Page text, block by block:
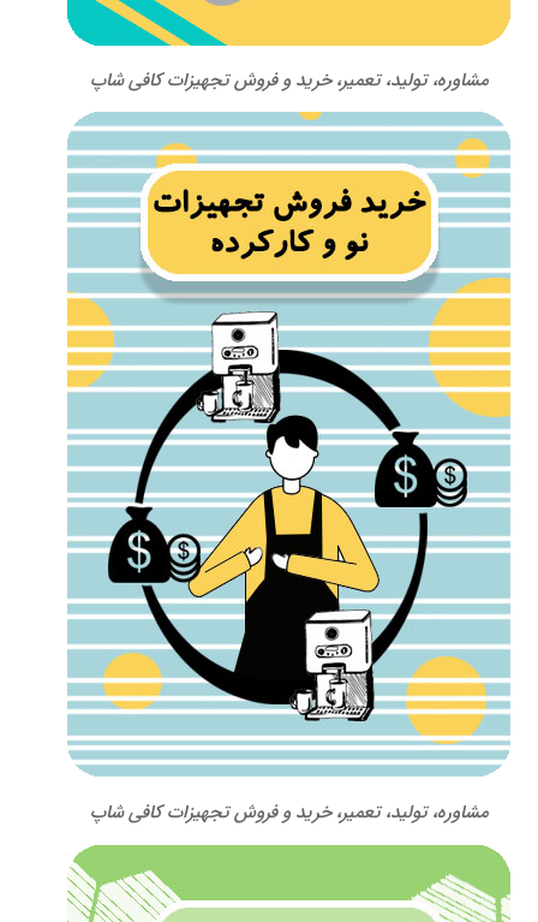
مشاوره، تولید، تعمیر، خرید و فروش تجهیزات کافی شاپ
مشاوره، تولید، تعمیر، خرید و فروش تجهیزات کافی شاپ